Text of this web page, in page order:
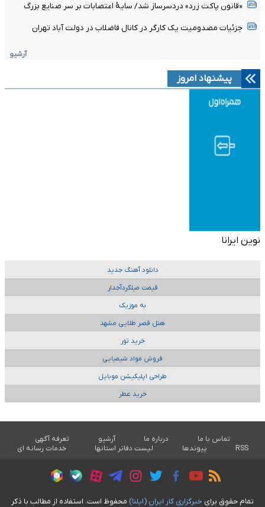
«قانون پاکت زرد» دردسرساز شد/ سایۀ اعتصابات بر سر صنایع بزرگ
جزئیات مصدومیت یک کارگر در کانال فاضلاب در دولت آباد تهران
آرشیو
پیشنهاد امروز
نوین ایرانا
دانلود آهنگ جدید
قیمت میلگردآجدار
به موزیک
هتل قصر طلایی مشهد
خرید تور
فروش مواد شیمیایی
طراحی اپلیکیشن موبایل
خرید عطر
تماس با ما درباره ما آرشیو
تعرفه آگهی
RSS
پیوندها لیست دفاتر استانها خدمات رسانه ای
تمام حقوق برای خبرگزاری کار ايران (ايلنا) محفوظ است. استفاده از مطالب با ذکر